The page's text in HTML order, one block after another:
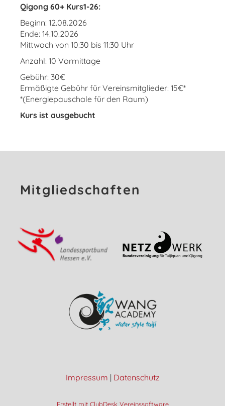
Qigong 60+ Kurs1-26:
Beginn: 12.08.2026
Ende: 14.10.2026
Mittwoch von 10:30 bis 11:30 Uhr
Anzahl: 10 Vormittage
Gebühr: 30€
Ermäßigte Gebühr für Vereinsmitglieder: 15€*
*(Energiepauschale für den Raum)
Kurs ist ausgebucht
Mitgliedschaften
Impressum | Datenschutz
Erstellt mit ClubDesk Vereinssoftware